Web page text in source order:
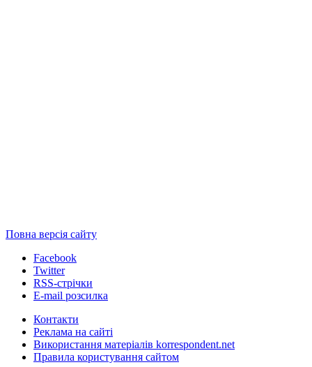
Повна версія сайту
Facebook
Twitter
RSS-стрічки
E-mail розсилка
Контакти
Реклама на сайті
Використання матеріалів korrespondent.net
Правила користування сайтом